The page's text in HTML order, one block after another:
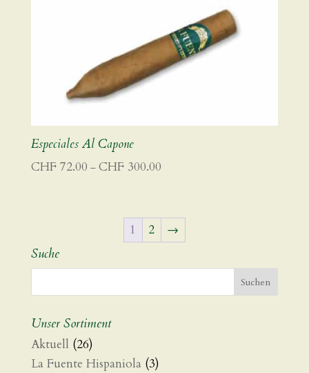
Especiales Al Capone
CHF 72.00 – CHF 300.00Preisspanne:
1 2 →
Suche
Unser Sortiment
Aktuell (26)
La Fuente Hispaniola (3)